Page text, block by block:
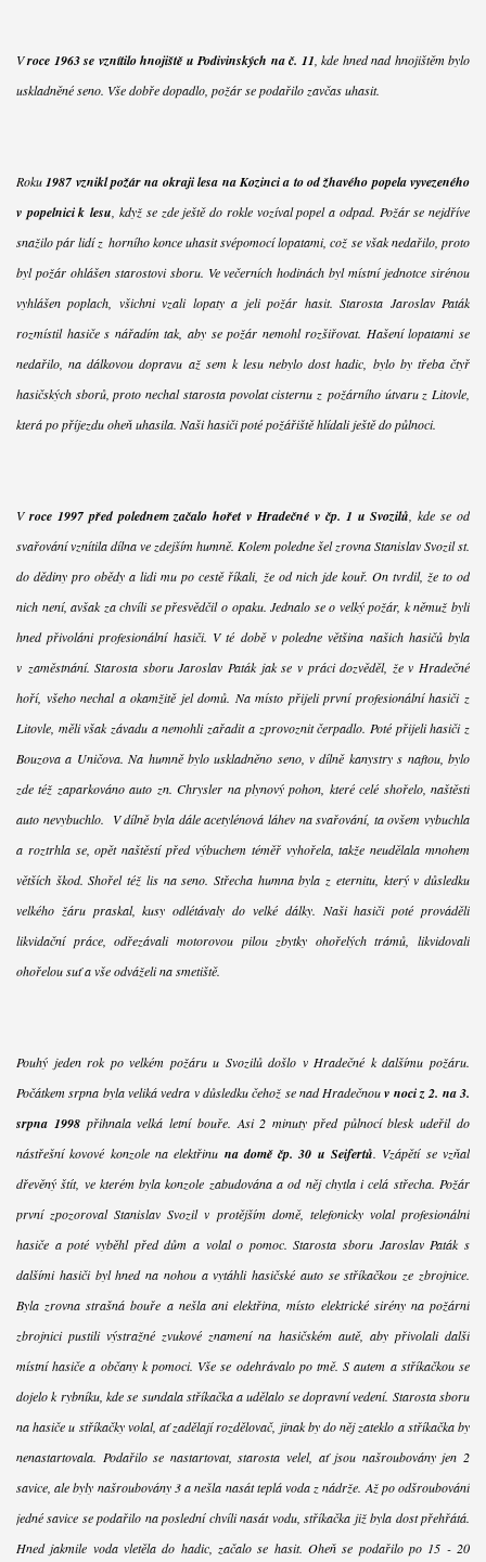
Vroce 1963 se vznítilo hnojiště u Podivinských na č. 11 , kde hned nad hnojištěm bylo
uskladněné seno. Vše dobře dopadlo, požár se podařilo zavčas uhasit.
Roku 1987 vznikl požár na okraji lesa na Kozinci a to od žhavého popela vyvezeného
v popelnici k lesu , když se zde ještě do rokle vozíval popel a odpad. Požár se nejdříve
snažilo pár lidí z horního konce uhasit svépomocí lopatami, což se však nedařilo, proto
byl požár ohlášen starostovi sboru. Ve večerních hodinách byl místní jednotce sirénou
vyhlášen poplach, všichni vzali lopaty a jeli požár hasit. Starosta Jaroslav Paták
rozmístil hasiče s nářadím tak, aby se požár nemohl rozšiřovat. Hašení lopatami se
nedařilo, na dálkovou dopravu až sem k lesu nebylo dost hadic, bylo by třeba čtyř
hasičských sborů, proto nechal starosta povolat cisternu z požárního útvaru z Litovle,
která po příjezdu oheň uhasila. Naši hasiči poté požářiště hlídali ještě do půlnoci.
V roce 1997 před polednem začalo hořet v Hradečné v čp. 1 u Svozilů , kde se od
svařování vznítila dílna ve zdejším humně. Kolem poledne šel zrovna Stanislav Svozil st.
do dědiny pro obědy a lidi mu po cestě říkali, že od nich jde kouř. On tvrdil, že to od
nich není, avšak za chvíli se přesvědčil o opaku. Jednalo se o velký požár, k němuž byli
hned přivoláni profesionální hasiči. V té době v poledne většina našich hasičů byla
v zaměstnání. Starosta sboru Jaroslav Paták jak se v práci dozvěděl, že v Hradečné
hoří, všeho nechal a okamžitě jel domů. Na místo přijeli první profesionální hasiči z
Litovle, měli však závadu a nemohli zařadit a zprovoznit čerpadlo. Poté přijeli hasiči z
Bouzova a Uničova. Na humně bylo uskladněno seno, v dílně kanystry s naftou, bylo
zde též zaparkováno auto zn. Chrysler na plynový pohon, které celé shořelo, naštěstí
auto nevybuchlo. V dílně byla dále acetylénová láhev na svařování, ta ovšem vybuchla
a roztrhla se, opět naštěstí před výbuchem téměř vyhořela, takže neudělala mnohem
větších škod. Shořel též lis na seno. Střecha humna byla z eternitu, který v důsledku
velkého žáru praskal, kusy odlétávaly do velké dálky. Naši hasiči poté prováděli
likvidační práce, odřezávali motorovou pilou zbytky ohořelých trámů, likvidovali
ohořelou suť a vše odváželi na smetiště.
Pouhý jeden rok po velkém požáru u Svozilů došlo v Hradečné k dalšímu požáru.
Počátkem srpna byla veliká vedra v důsledku čehož se nad Hradečnouv noci z 2. na 3.
srpna 1998 přihnala velká letní bouře. Asi 2 minuty před půlnocí blesk udeřil do
nástřešní kovové konzole na elektřinu na domě čp. 30 u Seifertů. Vzápětí se vzňal
dřevěný štít, ve kterém byla konzole zabudována a od něj chytla i celá střecha. Požár
první zpozoroval Stanislav Svozil v protějším domě, telefonicky volal profesionální
hasiče a poté vyběhl před dům a volal o pomoc. Starosta sboru Jaroslav Paták s
dalšími hasiči byl hned na nohou a vytáhli hasičské auto se stříkačkou ze zbrojnice.
Byla zrovna strašná bouře a nešla ani elektřina, místo elektrické sirény na požární
zbrojnici pustili výstražné zvukové znamení na hasičském autě, aby přivolali další
místní hasiče a občany k pomoci. Vše se odehrávalo po tmě. S autem a stříkačkou se
dojelo k rybníku, kde se sundala stříkačka a udělalo se dopravní vedení. Starosta sboru
na hasiče u stříkačky volal, ať zadělají rozdělovač, jinak by do něj zateklo a stříkačka by
nenastartovala. Podařilo se nastartovat, starosta velel, ať jsou našroubovány jen 2
savice, ale byly našroubovány 3 a nešla nasát teplá voda z nádrže. Až po odšroubování
jedné savice se podařilo na poslední chvíli nasát vodu, stříkačka již byla dost přehřátá.
Hned jakmile voda vletěla do hadic, začalo se hasit. Oheň se podařilo po 15 - 20